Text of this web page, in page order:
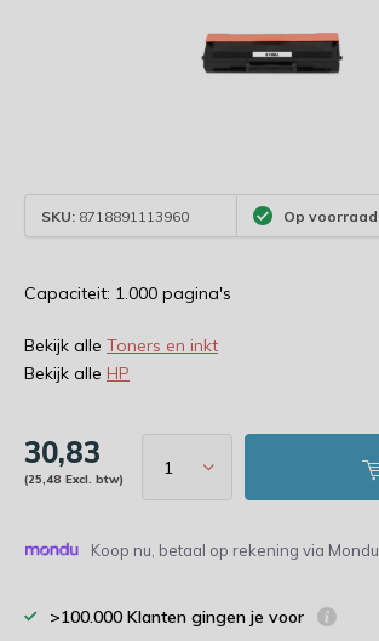
SKU: 8718891113960 Op voorraad
Capaciteit: 1.000 pagina's
Bekijk alle Toners en inkt
Bekijk alle HP
30,83
(25,48 Excl. btw)
Koop nu, betaal op rekening via Mondu
>100.000 Klanten gingen je voor